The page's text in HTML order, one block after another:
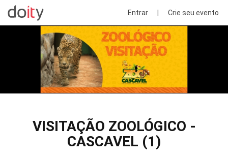
Entrar Crie seu evento
VISITAÇÃO ZOOLÓGICO -
CASCAVEL (1)